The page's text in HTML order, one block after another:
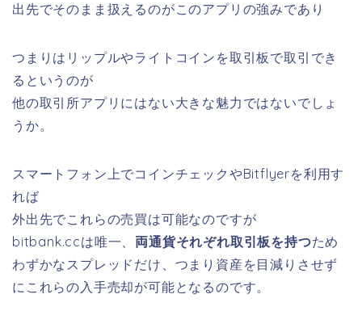
出先でそのまま扱えるのがこのアプリの強みであり
つまりはリップルやライトコインを取引板で取引でき
るというのが
他の取引所アプリにはない大きな魅力ではないでしょ
うか。
スマートフォン上でコインチェックやBitflyerを利用す
れば
外出先でこれらの売買は可能なのですが
bitbank.ccは唯一、 両通貨それぞれ取引板を持つため
わずかなスプレッドだけ、つまり資産を目減りさせず
にこれらの入手売却が可能となるのです。